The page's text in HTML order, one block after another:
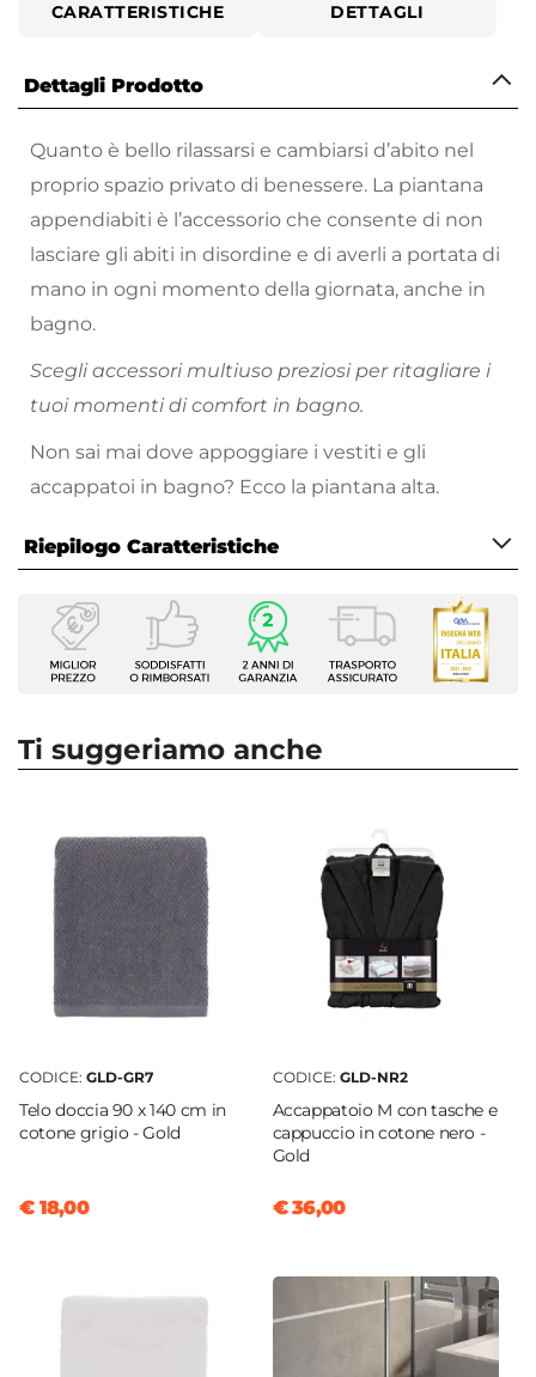
CARATTERISTICHE DETTAGLI
Dettagli Prodotto
Quanto è bello rilassarsi e cambiarsi d’abito nel
proprio spazio privato di benessere. La piantana
appendiabiti è l’accessorio che consente di non
lasciare gli abiti in disordine e di averli a portata di
mano in ogni momento della giornata, anche in
bagno.
Scegli accessori multiuso preziosi per ritagliare i
tuoi momenti di comfort in bagno.
Non sai mai dove appoggiare i vestiti e gli
accappatoi in bagno? Ecco la piantana alta.
Riepilogo Caratteristiche
Caratteristiche
Tipologia
Piantana
Materiale
Colore
Argento
Altezza
177 cm
Larghezza
12 cm
32 cm
Rotazione dei bracci a 360°
Numero Bracci
Ti suggeriamo anche
CODICE: GLD-GR7
Telo doccia 90 x 140 cm in
cotone grigio - Gold
€ 18,00
CODICE: GLD-NR2
Accappatoio M con tasche e
cappuccio in cotone nero -
Gold
€ 36,00